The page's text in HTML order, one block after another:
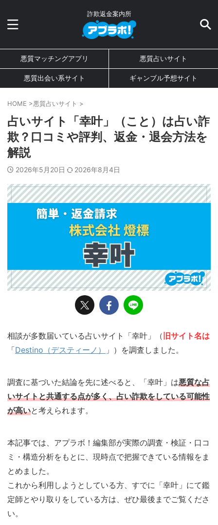
詐欺返金案内所
悪質マッチングアプリ 悪質占いサイト
悪質出会い系サイト ギャンブル予想サイト
HOME >悪質占いサイト >
占いサイト「幸叶」（こと）は占い詐
欺？口コミや評判、返金・退会方法を
解説
2026年5月20日 2026年8月4日
相談が多数届いている占いサイト「幸叶」（ 旧サイト名は
「Destino（デスティーノ） 」）を調査しました。
調査に基づいた結論を先に述べると、「幸叶」は悪質な占
いサイトと共通する点が多く、占い詐欺をしている可能性
が高いと考えられます。
本記事では、アプラボ！編集部が実際の調査・検証・口コ
ミ・構造分析をもとに、現時点で把握できている情報をま
とめました。
これから利用しようとしている方、すでに「幸叶」にて鑑
定師とやり取りをしている方は、ぜひ最後までご覧くださ
い。